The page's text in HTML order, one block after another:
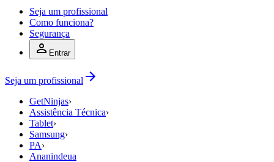
Seja um profissional
Como funciona?
Segurança
Entrar
Seja um profissional
GetNinjas›
Assistência Técnica›
Tablet›
Samsung›
PA›
Ananindeua